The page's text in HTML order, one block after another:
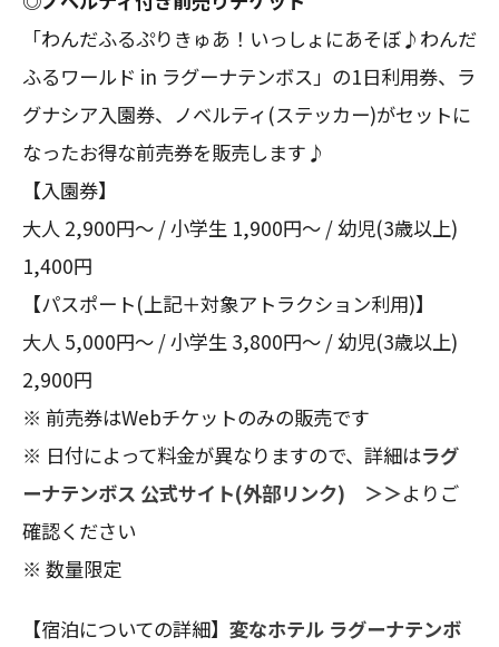
「わんだふるぷりきゅあ！いっしょにあそぼ♪わんだ
ふるワールド in ラグーナテンボス」の1日利用券、ラ
グナシア入園券、ノベルティ(ステッカー)がセットに
なったお得な前売券を販売します♪
【入園券】
大人 2,900円～ / 小学生 1,900円～ / 幼児(3歳以上)
1,400円
【パスポート(上記＋対象アトラクション利用)】
大人 5,000円～ / 小学生 3,800円～ / 幼児(3歳以上)
2,900円
※ 前売券はWebチケットのみの販売です
※ 日付によって料金が異なりますので、詳細はラグ
ーナテンボス 公式サイト(外部リンク) ＞＞よりご
確認ください
※ 数量限定
【宿泊についての詳細】 変なホテル ラグーナテンボ